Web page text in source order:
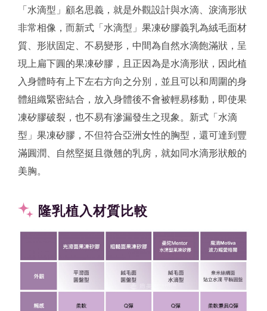
「水滴型」顧名思義，就是外觀設計與水滴、淚滴形狀
非常相像，而新式「水滴型」果凍矽膠義乳為絨毛面材
質、形狀固定、不易變形，中間為自然水滴飽滿狀，呈
現上扁下圓的果凍矽膠，且正因為是水滴形狀，因此植
入身體時有上下左右方向之分別，並且可以和周圍的身
體組織緊密結合，放入身體後不會被輕易移動，即使果
凍矽膠破裂，也不易有滲漏發生之現象。新式「水滴
型」果凍矽膠，不但符合亞洲女性的胸型，還可達到豐
滿圓潤、自然堅挺且微翹的乳房，就如同水滴形狀般的
美胸。
隆乳植入材質比較